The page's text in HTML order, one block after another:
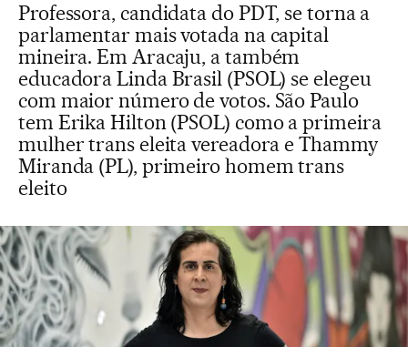
Professora, candidata do PDT, se torna a
parlamentar mais votada na capital
mineira. Em Aracaju, a também
educadora Linda Brasil (PSOL) se elegeu
com maior número de votos. São Paulo
tem Erika Hilton (PSOL) como a primeira
mulher trans eleita vereadora e Thammy
Miranda (PL), primeiro homem trans
eleito